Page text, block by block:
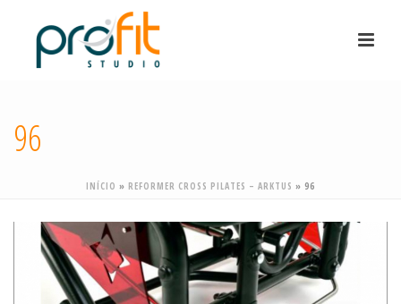
96
INÍCIO » REFORMER CROSS PILATES – ARKTUS » 96